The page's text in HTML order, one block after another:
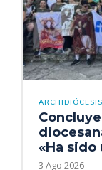
«Ha sido
3 Ago 2026